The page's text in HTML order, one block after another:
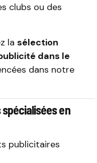
clubs ou des
la sélection
dans le
dans notre
en
publicitaires